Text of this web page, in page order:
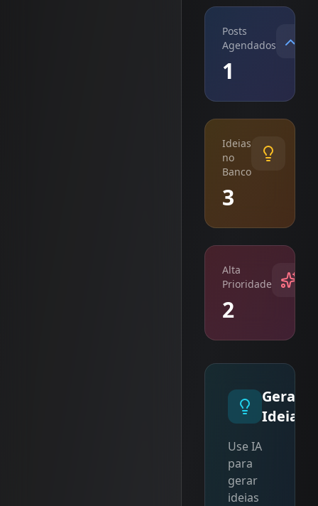
Posts
Agendados
1
Ideias
no
Banco
3
Alta
Prioridade
2
Gerar
Ideias
Use IA
para
gerar
ideias